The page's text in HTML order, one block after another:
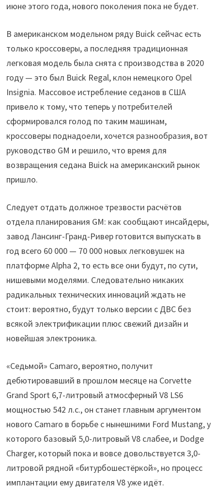
июне этого года, нового поколения пока не будет.
В американском модельном ряду Buick сейчас есть
только кроссоверы, а последняя традиционная
легковая модель была снята с производства в 2020
году — это был Buick Regal, клон немецкого Opel
Insignia. Массовое истребление седанов в США
привело к тому, что теперь у потребителей
сформировался голод по таким машинам,
кроссоверы поднадоели, хочется разнообразия, вот
руководство GM и решило, что время для
возвращения седана Buick на американский рынок
пришло.
Следует отдать должное трезвости расчётов
отдела планирования GM: как сообщают инсайдеры,
завод Лансинг-Гранд-Ривер готовится выпускать в
год всего 60 000 — 70 000 новых легковушек на
платформе Alpha 2, то есть все они будут, по сути,
нишевыми моделями. Следовательно никаких
радикальных технических инноваций ждать не
стоит: вероятно, будут только версии с ДВС без
всякой электрификации плюс свежий дизайн и
новейшая электроника.
«Седьмой» Camaro, вероятно, получит
дебютировавший в прошлом месяце на Corvette
Grand Sport 6,7-литровый атмосферный V8 LS6
мощностью 542 л.с., он станет главным аргументом
нового Camaro в борьбе с нынешними Ford Mustang, у
которого базовый 5,0-литровый V8 слабее, и Dodge
Charger, который пока и вовсе довольствуется 3,0-
литровой рядной «битурбошестёркой», но процесс
имплантации ему двигателя V8 уже идёт.